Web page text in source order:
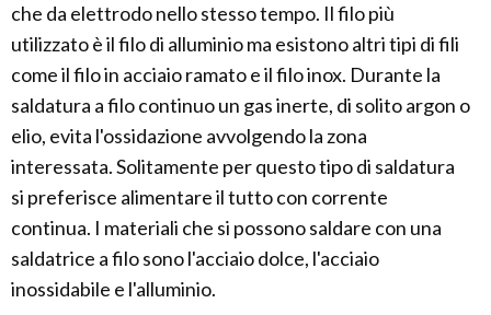
che da elettrodo nello stesso tempo. Il filo più
utilizzato è il filo di alluminio ma esistono altri tipi di fili
come il filo in acciaio ramato e il filo inox. Durante la
saldatura a filo continuo un gas inerte, di solito argon o
elio, evita l'ossidazione avvolgendo la zona
interessata. Solitamente per questo tipo di saldatura
si preferisce alimentare il tutto con corrente
continua. I materiali che si possono saldare con una
saldatrice a filo sono l'acciaio dolce, l'acciaio
inossidabile e l'alluminio.